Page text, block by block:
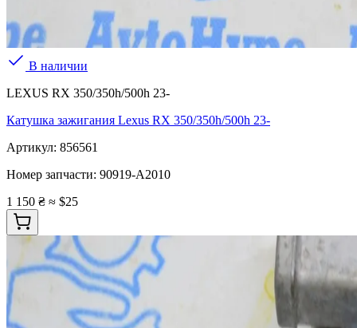
В наличии
LEXUS RX 350/350h/500h 23-
Катушка зажигания Lexus RX 350/350h/500h 23-
Артикул: 856561
Номер запчасти: 90919-A2010
1 150 ₴ ≈ $25